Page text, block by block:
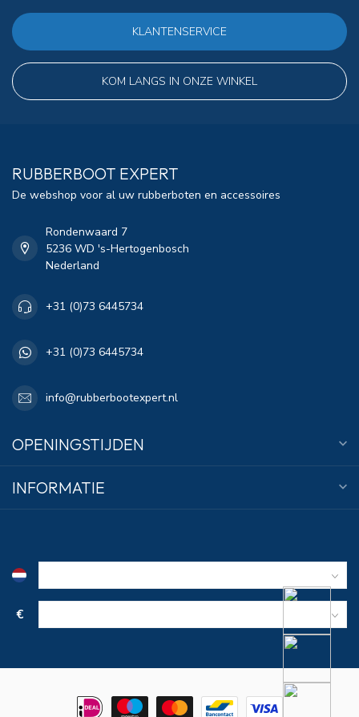
KLANTENSERVICE
KOM LANGS IN ONZE WINKEL
RUBBERBOOT EXPERT
De webshop voor al uw rubberboten en accessoires
Rondenwaard 7
5236 WD 's-Hertogenbosch
Nederland
+31 (0)73 6445734
+31 (0)73 6445734
info@rubberbootexpert.nl
OPENINGSTIJDEN
INFORMATIE
€